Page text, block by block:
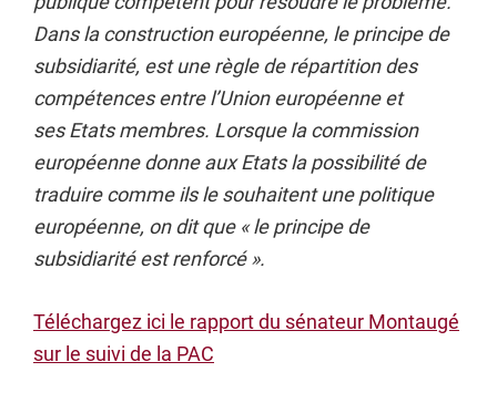
Dans la construction européenne, le principe de
subsidiarité, est une règle de répartition des
compétences entre l’Union européenne et
ses Etats membres. Lorsque la commission
européenne donne aux Etats la possibilité de
traduire comme ils le souhaitent une politique
européenne, on dit que « le principe de
subsidiarité est renforcé ».
Téléchargez ici le rapport du sénateur Montaugé
sur le suivi de la PAC